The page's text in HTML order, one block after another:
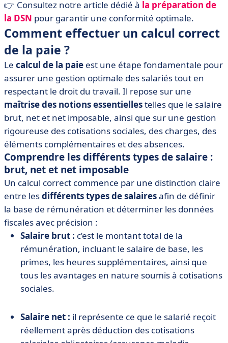
👉 Consultez notre article dédié à la préparation de
la DSN pour garantir une conformité optimale.
Comment effectuer un calcul correct
de la paie ?
Le calcul de la paie est une étape fondamentale pour
assurer une gestion optimale des salariés tout en
respectant le droit du travail. Il repose sur une
maîtrise des notions essentiellestelles que le salaire
brut, net et net imposable, ainsi que sur une gestion
rigoureuse des cotisations sociales, des charges, des
éléments complémentaires et des absences.
Comprendre les différents types de salaire :
brut, net et net imposable
Un calcul correct commence par une distinction claire
entre lesdifférents types de salairesafin de définir
la base de rémunération et déterminer les données
fiscales avec précision :
Salaire brut : c’est le montant total de la
rémunération, incluant le salaire de base, les
primes, les heures supplémentaires, ainsi que
tous les avantages en nature soumis à cotisations
sociales.
Salaire net : il représente ce que le salarié reçoit
réellement après déduction des cotisations